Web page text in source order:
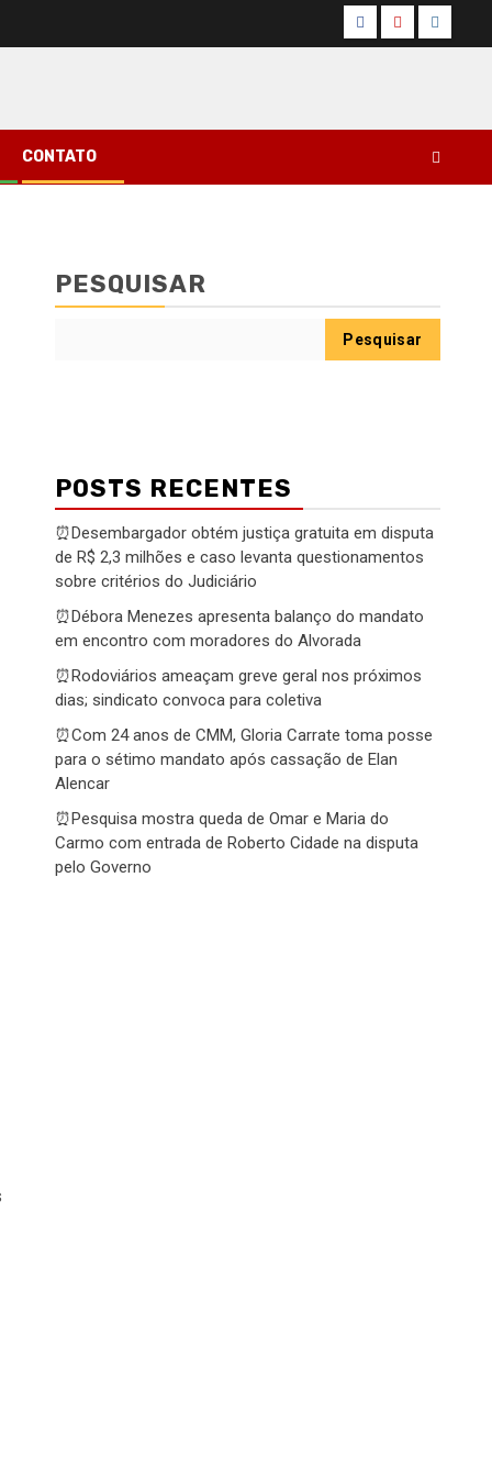
FacebookYoutube
CONTATO
PESQUISAR
Pesquisar
POSTS RECENTES
⏰Desembargador obtém justiça gratuita em disputa
de R$ 2,3 milhões e caso levanta questionamentos
sobre critérios do Judiciário
⏰Débora Menezes apresenta balanço do mandato
em encontro com moradores do Alvorada
⏰Rodoviários ameaçam greve geral nos próximos
dias; sindicato convoca para coletiva
⏰Com 24 anos de CMM, Gloria Carrate toma posse
para o sétimo mandato após cassação de Elan
Alencar
⏰Pesquisa mostra queda de Omar e Maria do
Carmo com entrada de Roberto Cidade na disputa
pelo Governo